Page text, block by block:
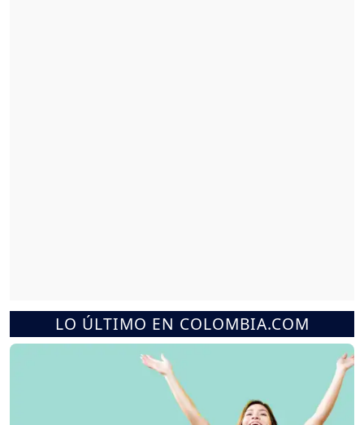
LO ÚLTIMO EN COLOMBIA.COM